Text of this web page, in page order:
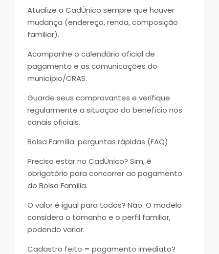
Atualize o CadÚnico sempre que houver
mudança (endereço, renda, composição
familiar).
Acompanhe o calendário oficial de
pagamento e as comunicações do
município/CRAS.
Guarde seus comprovantes e verifique
regularmente a situação do benefício nos
canais oficiais.
Bolsa Família: perguntas rápidas (FAQ)
Preciso estar no CadÚnico? Sim, é
obrigatório para concorrer ao pagamento
do Bolsa Família.
O valor é igual para todos? Não. O modelo
considera o tamanho e o perfil familiar,
podendo variar.
Cadastro feito = pagamento imediato?